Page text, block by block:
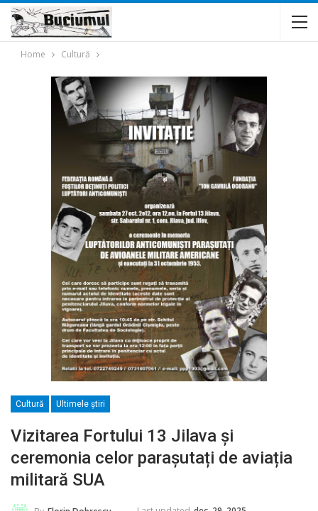
Home Cultură
Cultură Ultimele ştiri
Vizitarea Fortului 13 Jilava și
ceremonia celor parașutați de aviația
militară SUA